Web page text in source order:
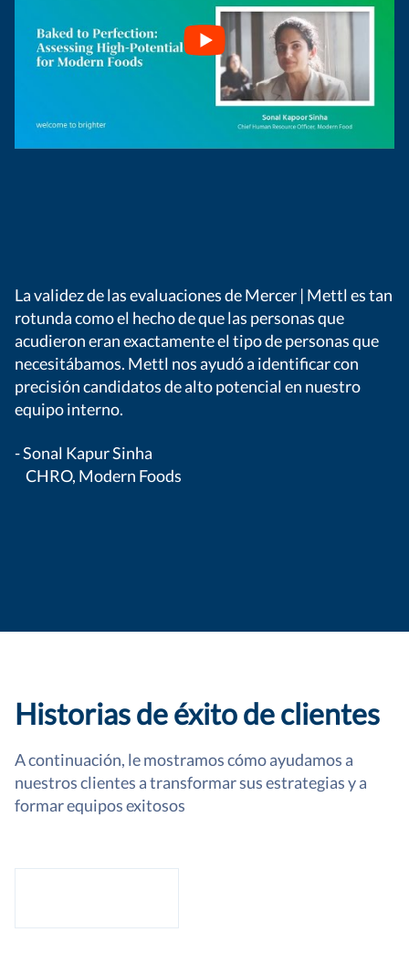
La validez de las evaluaciones de Mercer | Mettl es tan
rotunda como el hecho de que las personas que
acudieron eran exactamente el tipo de personas que
necesitábamos. Mettl nos ayudó a identificar con
precisión candidatos de alto potencial en nuestro
equipo interno.
- Sonal Kapur Sinha
CHRO, Modern Foods
Historias de éxito de clientes
A continuación, le mostramos cómo ayudamos a
nuestros clientes a transformar sus estrategias y a
formar equipos exitosos